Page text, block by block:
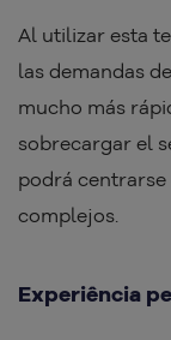
Al utilizar esta
las demandas
mucho más
sobrecargar el
podrá centrarse
complejos.
Experiência